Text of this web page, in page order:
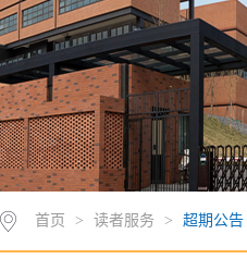
首页 > 读者服务 > 超期公告